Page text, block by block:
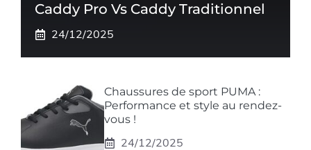
Caddy Pro Vs Caddy Traditionnel
24/12/2025
Chaussures de sport PUMA :
Performance et style au rendez-
vous !
24/12/2025